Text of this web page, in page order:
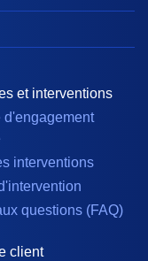
et interventions
d'engagement
interventions
questions (FAQ)
client